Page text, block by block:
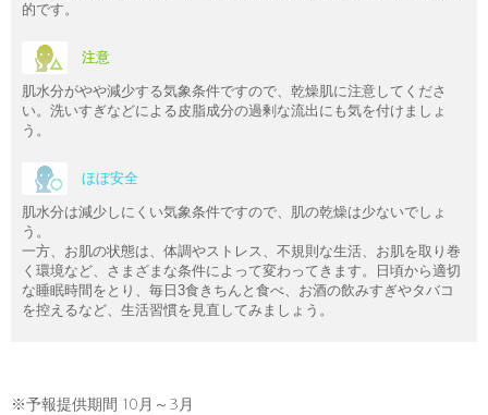
的です。
注意
肌水分がやや減少する気象条件ですので、乾燥肌に注意してくださ
い。洗いすぎなどによる皮脂成分の過剰な流出にも気を付けましょ
う。
ほぼ安全
肌水分は減少しにくい気象条件ですので、肌の乾燥は少ないでしょ
う。
一方、お肌の状態は、体調やストレス、不規則な生活、お肌を取り巻
く環境など、さまざまな条件によって変わってきます。日頃から適切
な睡眠時間をとり、毎日3食きちんと食べ、お酒の飲みすぎやタバコ
を控えるなど、生活習慣を見直してみましょう。
※予報提供期間 10月～3月